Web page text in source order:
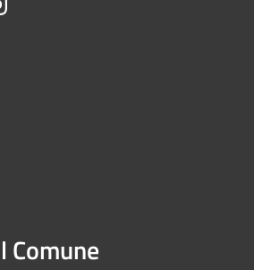
Instagram
Comune